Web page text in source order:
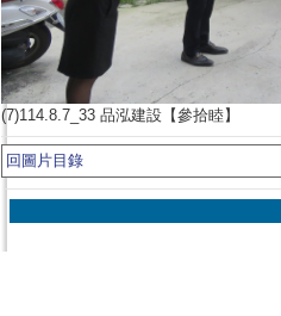
(7)114.8.7_33 品泓建設【參拾睦】
回圖片目錄